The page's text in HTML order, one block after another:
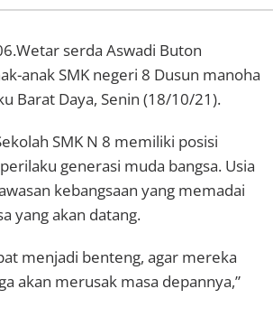
serda Aswadi Buton
anak SMK negeri 8 Dusun manoha
Barat Daya, Senin (18/10/21).
SMK N 8 memiliki posisi
generasi muda bangsa. Usia
kebangsaan yang memadai
yang akan datang.
menjadi benteng, agar mereka
akan merusak masa depannya,”